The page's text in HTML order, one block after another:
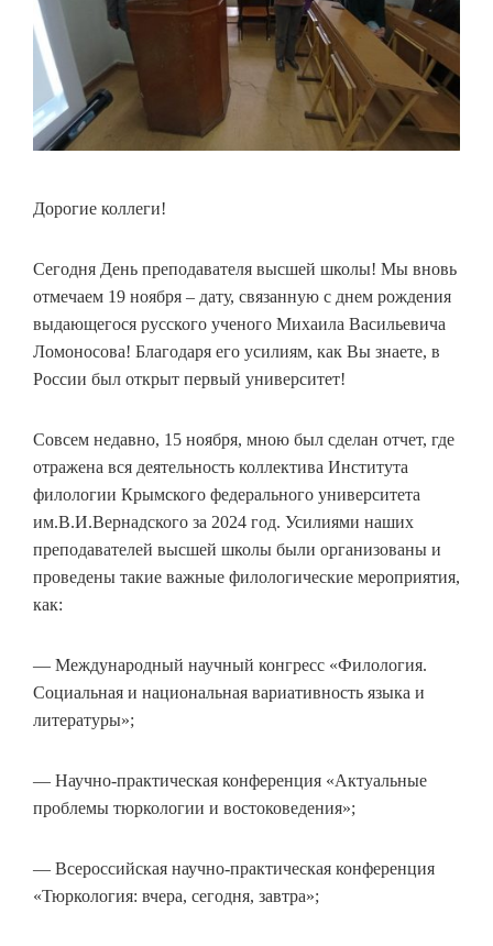
Дорогие коллеги!
Сегодня День преподавателя высшей школы! Мы вновь
отмечаем 19 ноября – дату, связанную с днем рождения
выдающегося русского ученого Михаила Васильевича
Ломоносова! Благодаря его усилиям, как Вы знаете, в
России был открыт первый университет!
Совсем недавно, 15 ноября, мною был сделан отчет, где
отражена вся деятельность коллектива Института
филологии Крымского федерального университета
им.В.И.Вернадского за 2024 год. Усилиями наших
преподавателей высшей школы были организованы и
проведены такие важные филологические мероприятия,
как:
— Международный научный конгресс «Филология.
Социальная и национальная вариативность языка и
литературы»;
— Научно-практическая конференция «Актуальные
проблемы тюркологии и востоковедения»;
— Всероссийская научно-практическая конференция
«Тюркология: вчера, сегодня, завтра»;